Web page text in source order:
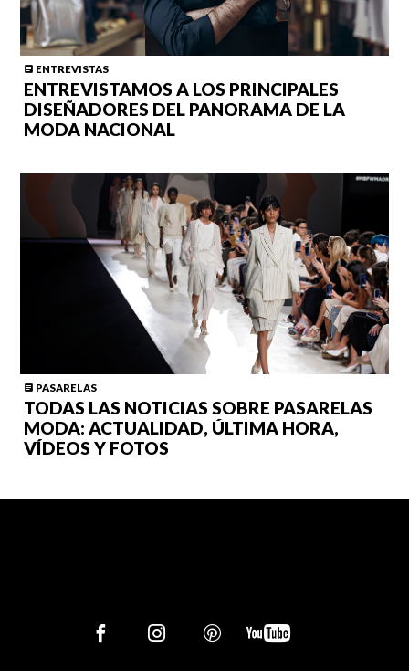
ENTREVISTAS
ENTREVISTAMOS A LOS PRINCIPALES
DISEÑADORES DEL PANORAMA DE LA
MODA NACIONAL
PASARELAS
TODAS LAS NOTICIAS SOBRE PASARELAS
MODA: ACTUALIDAD, ÚLTIMA HORA,
VÍDEOS Y FOTOS